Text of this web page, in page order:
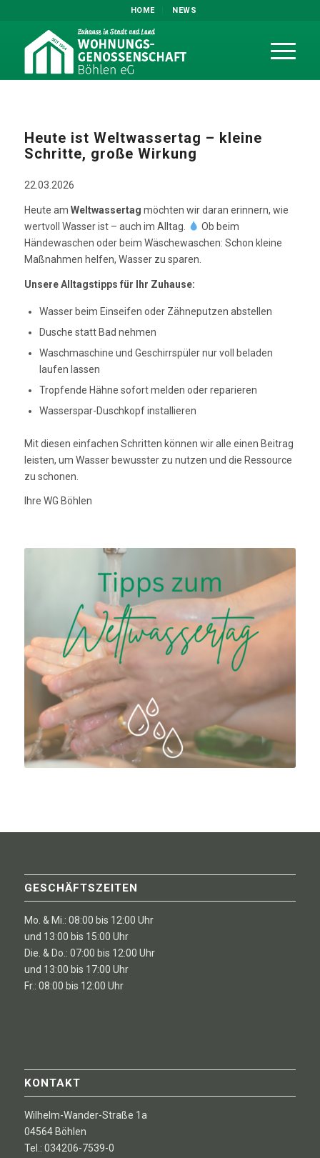
HOME NEWS
Heute ist Weltwassertag – kleine
Schritte, große Wirkung
22.03.2026
Heute am Weltwassertag möchten wir daran erinnern, wie
wertvoll Wasser ist – auch im Alltag.
Ob beim
Händewaschen oder beim Wäschewaschen: Schon kleine
Maßnahmen helfen, Wasser zu sparen.
Unsere Alltagstipps für Ihr Zuhause:
Wasser beim Einseifen oder Zähneputzen abstellen
Dusche statt Bad nehmen
Waschmaschine und Geschirrspüler nur voll beladen
laufen lassen
Tropfende Hähne sofort melden oder reparieren
Wasserspar-Duschkopf installieren
Mit diesen einfachen Schritten können wir alle einen Beitrag
leisten, um Wasser bewusster zu nutzen und die Ressource
zu schonen.
Ihre WG Böhlen
GESCHÄFTSZEITEN
Mo. & Mi.: 08:00 bis 12:00 Uhr
und 13:00 bis 15:00 Uhr
Die. & Do.: 07:00 bis 12:00 Uhr
und 13:00 bis 17:00 Uhr
Fr.: 08:00 bis 12:00 Uhr
KONTAKT
Wilhelm-Wander-Straße 1a
04564 Böhlen
Tel.: 034206-7539-0